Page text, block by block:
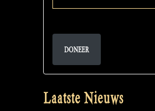
DONEER
Laatste Nieuws